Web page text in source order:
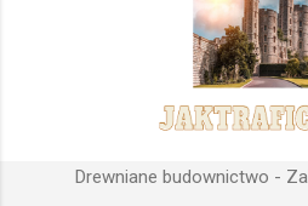
Drewniane budownictwo -